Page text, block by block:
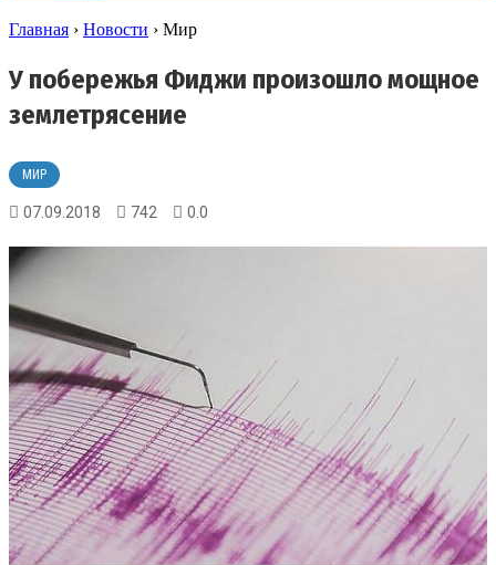
Главная › Новости › Мир
У побережья Фиджи произошло мощное
землетрясение
МИР
07.09.2018 742 0.0